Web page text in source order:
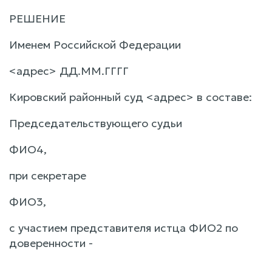
РЕШЕНИЕ
Именем Российской Федерации
<адрес> ДД.ММ.ГГГГ
Кировский районный суд <адрес> в составе:
Председательствующего судьи
ФИО4,
при секретаре
ФИО3,
с участием представителя истца ФИО2 по
доверенности -